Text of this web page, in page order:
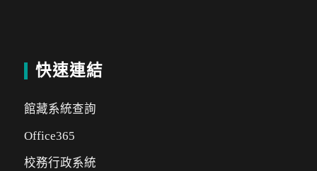
快速連結
館藏系統查詢
Office365
校務行政系統